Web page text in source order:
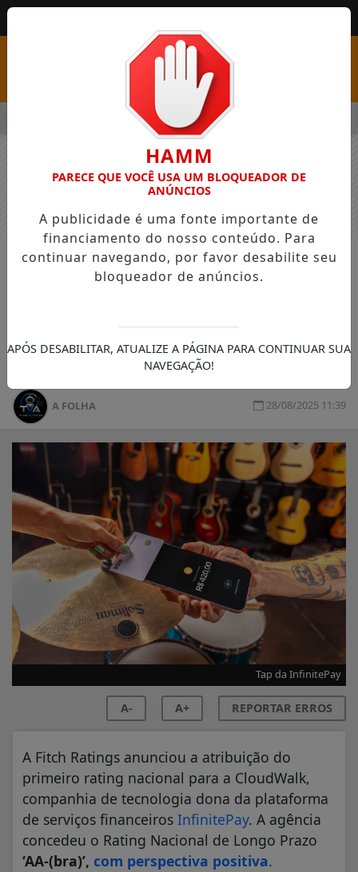
COM VAGAS EM SEIS FUNÇÕES E SALÁRIOS QUE CHEGAM A
NOTÍCIAS GERAL
Fitch atribui rating AA- (bra) para
teve rating com perspectiva positiva
A FOLHA 28/08/2025 11:39
Tap da InfinitePay
A- A+ REPORTAR ERROS
A Fitch Ratings anunciou a atribuição do
primeiro rating nacional para a CloudWalk,
companhia de tecnologia dona da plataforma
de serviços financeiros InfinitePay. A agência
concedeu o Rating Nacional de Longo Prazo
‘AA-(bra)’, com perspectiva positiva.
HAMM
PARECE QUE VOCÊ USA UM BLOQUEADOR DE
ANÚNCIOS
A publicidade é uma fonte importante de
financiamento do nosso conteúdo. Para
continuar navegando, por favor desabilite seu
bloqueador de anúncios.
APÓS DESABILITAR, ATUALIZE A PÁGINA PARA CONTINUAR SUA
NAVEGAÇÃO!